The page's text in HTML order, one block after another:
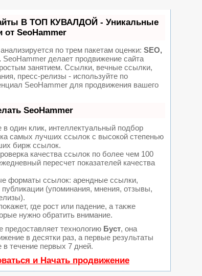
В ТОП КУВАЛДОЙ - Уникальные
от SeoHammer
по трем пакетам оценки: SEO,
SeoHammer делает продвижение сайта
занятием. Ссылки, вечные ссылки,
пресс-релизы - используйте по
SeoHammer для продвижения вашего
SeoHammer
один клик, интеллектуальный подбор
самых лучших ссылок с высокой степенью
бирж ссылок.
качества ссылок по более чем 100
пересчет показателей качества
форматы ссылок: арендные ссылки,
(упоминания, мнения, отзывы,
где рост или падение, а также
нужно обратить внимание.
предоставляет технологию Буст, она
в десятки раз, а первые результаты
в течение первых 7 дней.
и Начать продвижение